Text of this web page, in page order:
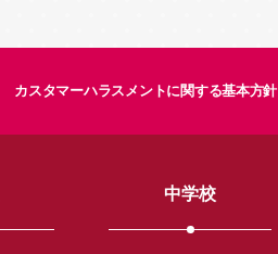
カスタマーハラスメントに関する基本方針
中学校